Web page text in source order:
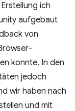
ich
aufgebaut
von
konnte. In den
jedoch
wir haben nach
und mit